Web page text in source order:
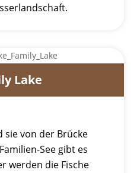
Lake
sie von der Brücke
See gibt es
werden die Fische